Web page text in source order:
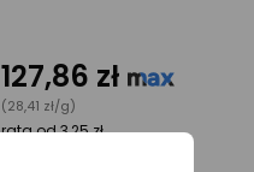
127,86 zł
(28,41 zł/g)
rata od 3,25 zł